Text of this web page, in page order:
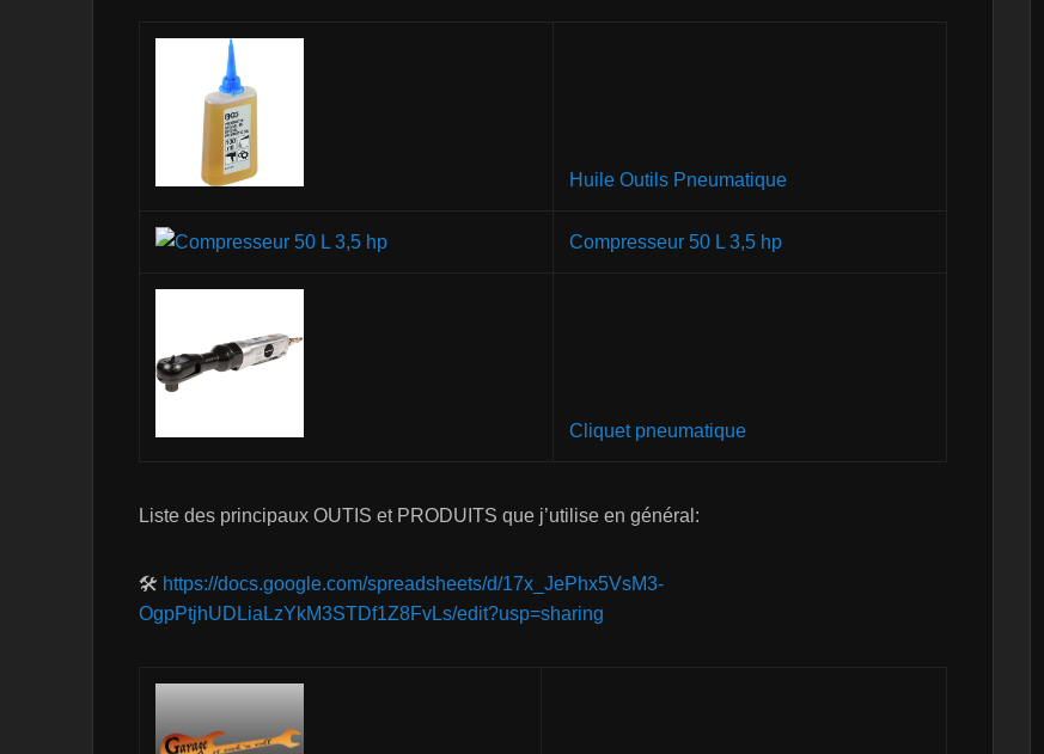
Huile Outils Pneumatique
Compresseur 50 L 3,5 hp
Cliquet pneumatique
Liste des principaux OUTIS et PRODUITS que j’utilise en général:
🛠 https://docs.google.com/spreadsheets/d/17x_JePhx5VsM3-
OgpPtjhUDLiaLzYkM3STDf1Z8FvLs/edit?usp=sharing